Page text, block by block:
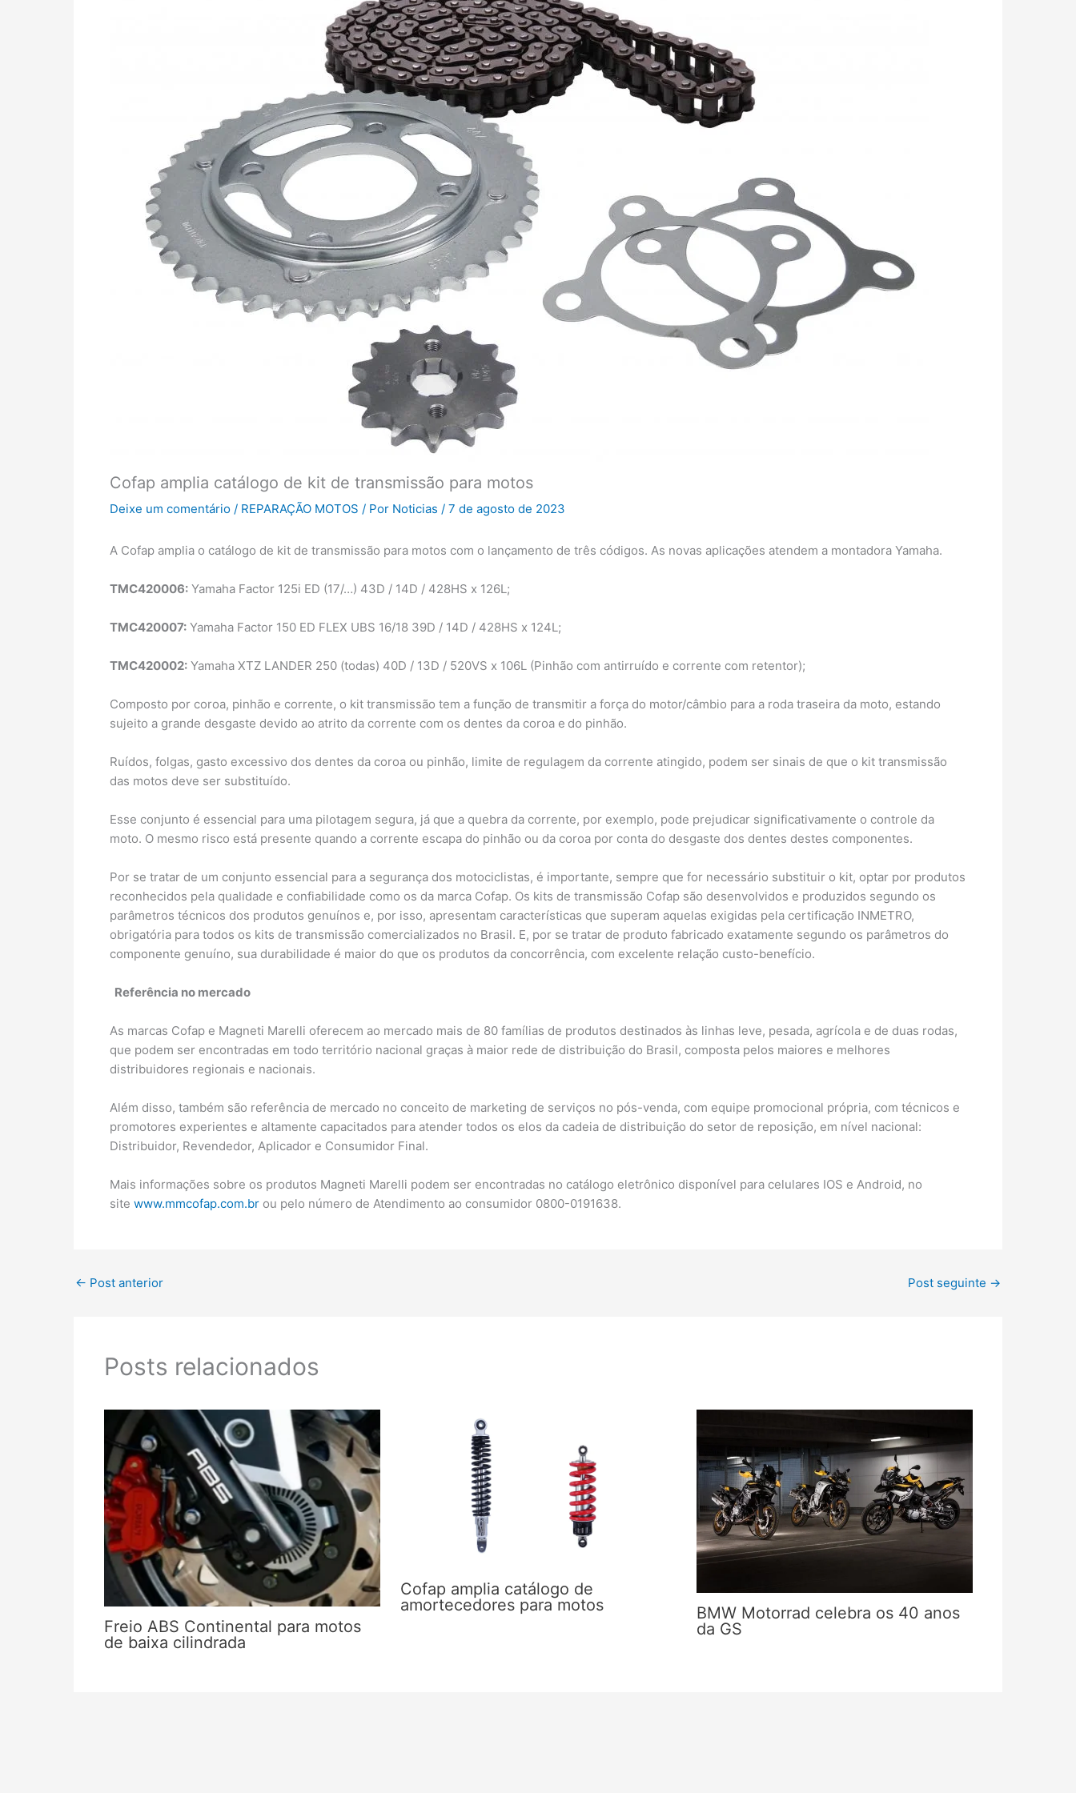
Cofap amplia catálogo de kit de transmissão para motos
Deixe um comentário / REPARAÇÃO MOTOS / Por Noticias / 7 de agosto de 2023
A Cofap amplia o catálogo de kit de transmissão para motos com o lançamento de três códigos. As novas aplicações atendem a montadora Yamaha.
TMC420006: Yamaha Factor 125i ED (17/…) 43D / 14D / 428HS x 126L;
TMC420007: Yamaha Factor 150 ED FLEX UBS 16/18 39D / 14D / 428HS x 124L;
TMC420002: Yamaha XTZ LANDER 250 (todas) 40D / 13D / 520VS x 106L (Pinhão com antirruído e corrente com retentor);
Composto por coroa, pinhão e corrente, o kit transmissão tem a função de transmitir a força do motor/câmbio para a roda traseira da moto, estando
sujeito a grande desgaste devido ao atrito da corrente com os dentes da coroa e do pinhão.
Ruídos, folgas, gasto excessivo dos dentes da coroa ou pinhão, limite de regulagem da corrente atingido, podem ser sinais de que o kit transmissão
das motos deve ser substituído.
Esse conjunto é essencial para uma pilotagem segura, já que a quebra da corrente, por exemplo, pode prejudicar significativamente o controle da
moto. O mesmo risco está presente quando a corrente escapa do pinhão ou da coroa por conta do desgaste dos dentes destes componentes.
Por se tratar de um conjunto essencial para a segurança dos motociclistas, é importante, sempre que for necessário substituir o kit, optar por produtos
reconhecidos pela qualidade e confiabilidade como os da marca Cofap. Os kits de transmissão Cofap são desenvolvidos e produzidos segundo os
parâmetros técnicos dos produtos genuínos e, por isso, apresentam características que superam aquelas exigidas pela certificação INMETRO,
obrigatória para todos os kits de transmissão comercializados no Brasil. E, por se tratar de produto fabricado exatamente segundo os parâmetros do
componente genuíno, sua durabilidade é maior do que os produtos da concorrência, com excelente relação custo-benefício.
Referência no mercado
As marcas Cofap e Magneti Marelli oferecem ao mercado mais de 80 famílias de produtos destinados às linhas leve, pesada, agrícola e de duas rodas,
que podem ser encontradas em todo território nacional graças à maior rede de distribuição do Brasil, composta pelos maiores e melhores
distribuidores regionais e nacionais.
Além disso, também são referência de mercado no conceito de marketing de serviços no pós-venda, com equipe promocional própria, com técnicos e
promotores experientes e altamente capacitados para atender todos os elos da cadeia de distribuição do setor de reposição, em nível nacional:
Distribuidor, Revendedor, Aplicador e Consumidor Final.
Mais informações sobre os produtos Magneti Marelli podem ser encontradas no catálogo eletrônico disponível para celulares IOS e Android, no
site www.mmcofap.com.br ou pelo número de Atendimento ao consumidor 0800-0191638.
← Post anterior Post seguinte →
Posts relacionados
Freio ABS Continental para motos
de baixa cilindrada
Cofap amplia catálogo de
amortecedores para motos
BMW Motorrad celebra os 40 anos
da GS